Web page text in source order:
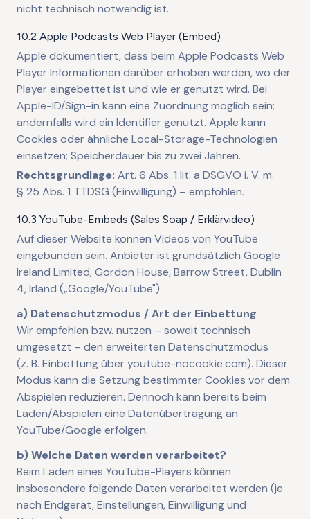
nicht technisch notwendig ist.
10.2 Apple Podcasts Web Player (Embed)
Apple dokumentiert, dass beim Apple Podcasts Web
Player Informationen darüber erhoben werden, wo der
Player eingebettet ist und wie er genutzt wird. Bei
Apple-ID/Sign-in kann eine Zuordnung möglich sein;
andernfalls wird ein Identifier genutzt. Apple kann
Cookies oder ähnliche Local-Storage-Technologien
einsetzen; Speicherdauer bis zu zwei Jahren.
Rechtsgrundlage: Art. 6 Abs. 1 lit. a DSGVO i. V. m.
§ 25 Abs. 1 TTDSG (Einwilligung) – empfohlen.
10.3 YouTube-Embeds (Sales Soap / Erklärvideo)
Auf dieser Website können Videos von YouTube
eingebunden sein. Anbieter ist grundsätzlich Google
Ireland Limited, Gordon House, Barrow Street, Dublin
4, Irland („Google/YouTube").
a) Datenschutzmodus / Art der Einbettung
Wir empfehlen bzw. nutzen – soweit technisch
umgesetzt – den erweiterten Datenschutzmodus
(z. B. Einbettung über youtube-nocookie.com). Dieser
Modus kann die Setzung bestimmter Cookies vor dem
Abspielen reduzieren. Dennoch kann bereits beim
Laden/Abspielen eine Datenübertragung an
YouTube/Google erfolgen.
b) Welche Daten werden verarbeitet?
Beim Laden eines YouTube-Players können
insbesondere folgende Daten verarbeitet werden (je
nach Endgerät, Einstellungen, Einwilligung und